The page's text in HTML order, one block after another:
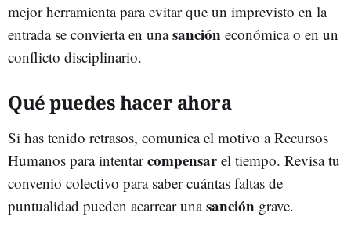
mejor herramienta para evitar que un imprevisto en la
entrada se convierta en unasanción económica o en un
conflicto disciplinario.
Qué puedes hacer ahora
Si has tenido retrasos, comunica el motivo a Recursos
Humanos para intentarcompensarel tiempo. Revisa tu
convenio colectivo para saber cuántas faltas de
puntualidad pueden acarrear unasanción grave.